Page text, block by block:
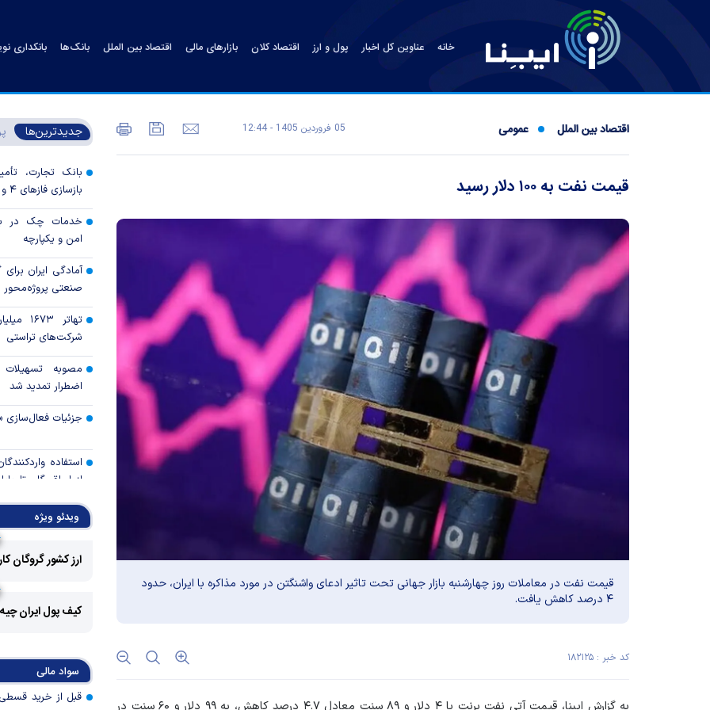
خانه عناوین کل اخبار پول و ارز اقتصاد کلان بازارهای مالی اقتصاد بین الملل بانک‌ها بانکداری
اقتصاد بین الملل عمومی 05 فروردين 1405 - 12:44
قیمت نفت به ۱۰۰ دلار رسید
قیمت نفت در معاملات روز چهارشنبه بازار جهانی تحت تاثیر ادعای واشنگتن در مورد مذاکره با ایران، حدود
۴ درصد کاهش یافت.
کد خبر : ۱۸۲۱۲۵
جدیدترین‌ها
بانک تجارت،
بازسازی فاز‌های ۴ و ۵ پارس جنوبی
خدمات چک در
امن و یکپارچه
آمادگی ایران
صنعتی
تهاتر
شرکت‌های تراستی
مصوبه
اضطرار تمدید شد
جزئیات فعال‌سازی
استفاده
رالی وال‌استریت،
جهان با
پروژه‌ها در اولویت
اولویت‌های
اقتصاد جنگی
ویدئو ویژه
ارز کشور گروگان
کیف پول ایران
سواد مالی